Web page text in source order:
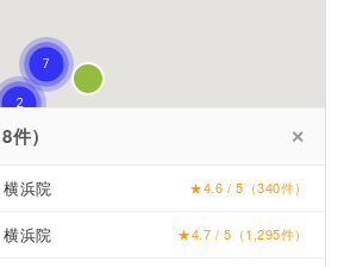
） ✕
浜院 ★4.6 / 5（340件）
浜院 ★4.7 / 5（1,295件）